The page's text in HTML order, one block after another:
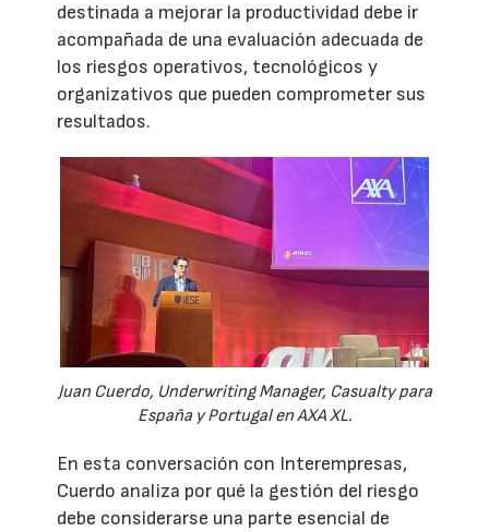
destinada a mejorar la productividad debe ir
acompañada de una evaluación adecuada de
los riesgos operativos, tecnológicos y
organizativos que pueden comprometer sus
resultados.
Juan Cuerdo, Underwriting Manager, Casualty para
España y Portugal en AXA XL.
En esta conversación con Interempresas,
Cuerdo analiza por qué la gestión del riesgo
debe considerarse una parte esencial de